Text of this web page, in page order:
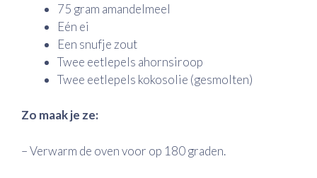
75 gram amandelmeel
Eén ei
Een snufje zout
Twee eetlepels ahornsiroop
Twee eetlepels kokosolie (gesmolten)
Zo maak je ze:
– Verwarm de oven voor op 180 graden.